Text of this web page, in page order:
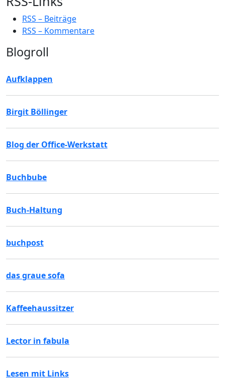
RSS – Beiträge
RSS – Kommentare
Blogroll
Aufklappen
Birgit Böllinger
Blog der Office-Werkstatt
Buchbube
Buch-Haltung
buchpost
das graue sofa
Kaffeehaussitzer
Lector in fabula
Lesen mit Links